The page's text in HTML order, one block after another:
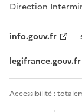
Direction
info.gouv.fr
legifrance.gouv.fr
Accessibilité :